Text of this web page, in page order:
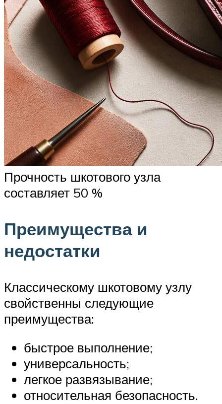
Прочность шкотового узла
составляет 50 %
Преимущества и
недостатки
Классическому шкотовому узлу
свойственны следующие
преимущества:
быстрое выполнение;
универсальность;
легкое развязывание;
относительная безопасность.